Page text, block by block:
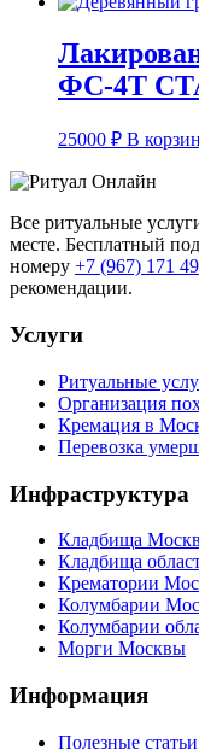
ФС-4Т
25000 ₽ В
Все ритуальные
месте. Бесплатный
номеру +7 (967) 171
рекомендации.
Услуги
Ритуальные
Организация
Кремация в
Перевозка
Инфраструктура
Кладбища
Кладбища
Крематории
Колумбарии
Колумбарии
Морги Москвы
Информация
Полезные статьи